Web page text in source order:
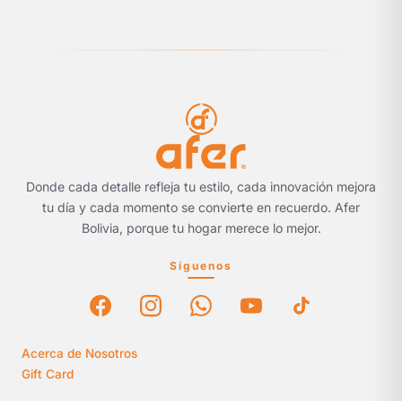
Donde cada detalle refleja tu estilo, cada innovación mejora
tu día y cada momento se convierte en recuerdo. Afer
Bolivia, porque tu hogar merece lo mejor.
Síguenos
Acerca de Nosotros
Gift Card